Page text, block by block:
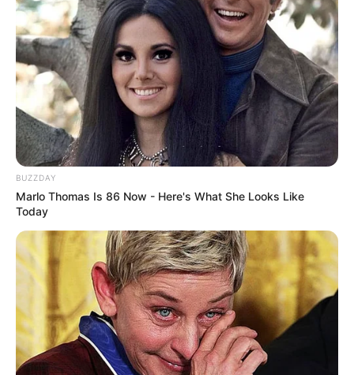
BUZZDAY
Marlo Thomas Is 86 Now - Here's What She Looks Like
Today